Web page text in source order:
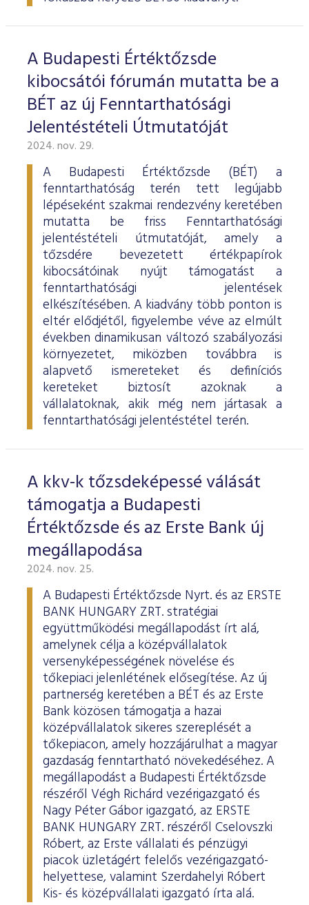
ESG Útmutató
A Budapesti Értéktőzsde
kibocsátói fórumán mutatta be a
BÉT az új Fenntarthatósági
Jelentéstételi Útmutatóját
2024. nov. 29.
A Budapesti Értéktőzsde (BÉT) a
fenntarthatóság terén tett legújabb
lépéseként szakmai rendezvény keretében
mutatta be friss Fenntarthatósági
jelentéstételi útmutatóját, amely a
tőzsdére bevezetett értékpapírok
kibocsátóinak nyújt támogatást a
fenntarthatósági jelentések
elkészítésében. A kiadvány több ponton is
eltér elődjétől, figyelembe véve az elmúlt
években dinamikusan változó szabályozási
környezetet, miközben továbbra is
alapvető ismereteket és definíciós
kereteket biztosít azoknak a
vállalatoknak, akik még nem jártasak a
fenntarthatósági jelentéstétel terén.
A kkv-k tőzsdeképessé válását
támogatja a Budapesti
Értéktőzsde és az Erste Bank új
megállapodása
2024. nov. 25.
A Budapesti Értéktőzsde Nyrt. és az ERSTE
BANK HUNGARY ZRT. stratégiai
együttműködési megállapodást írt alá,
amelynek célja a középvállalatok
versenyképességének növelése és
tőkepiaci jelenlétének elősegítése. Az új
partnerség keretében a BÉT és az Erste
Bank közösen támogatja a hazai
középvállalatok sikeres szereplését a
tőkepiacon, amely hozzájárulhat a magyar
gazdaság fenntartható növekedéséhez. A
megállapodást a Budapesti Értéktőzsde
részéről Végh Richárd vezérigazgató és
Nagy Péter Gábor igazgató, az ERSTE
BANK HUNGARY ZRT. részéről Cselovszki
Róbert, az Erste vállalati és pénzügyi
piacok üzletágért felelős vezérigazgató-
helyettese, valamint Szerdahelyi Róbert
Kis- és középvállalati igazgató írta alá.